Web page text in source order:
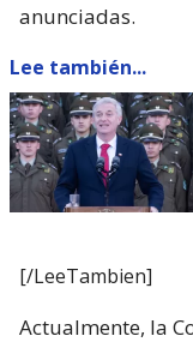
anunciadas.
Lee también...
[/LeeTambien]
Actualmente, la